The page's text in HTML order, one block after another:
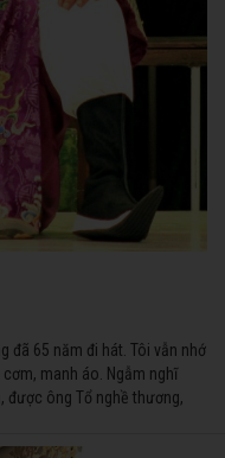
đã 65 năm đi hát. Tôi vẫn nhớ
manh áo. Ngẫm nghĩ
được ông Tổ nghề thương,
thành danh với nghiệp ca